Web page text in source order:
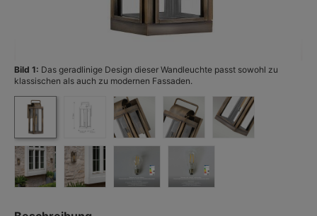
Bild 1: Das geradlinige Design dieser Wandleuchte passt sowohl zu
klassischen als auch zu modernen Fassaden.